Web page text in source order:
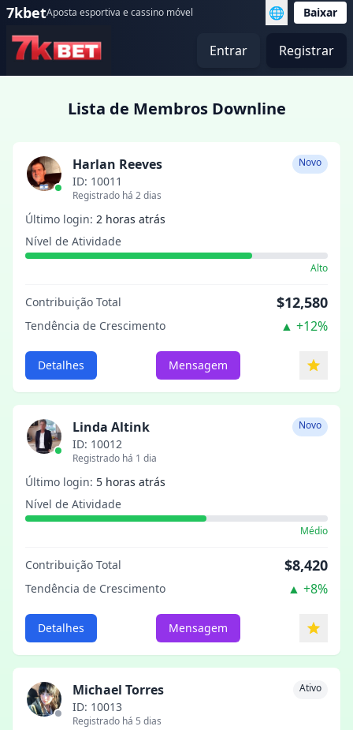
7kbetAposta esportiva e cassino móvel 🌐 Baixar
Entrar Registrar
Lista de Membros Downline
Harlan Reeves Novo
ID: 10011
Registrado há 2 dias
Último login: 2 horas atrás
Nível de Atividade
Alto
Contribuição Total $12,580
Tendência de Crescimento ▲ +12%
Detalhes Mensagem
Linda Altink Novo
ID: 10012
Registrado há 1 dia
Último login: 5 horas atrás
Nível de Atividade
Médio
Contribuição Total $8,420
Tendência de Crescimento ▲ +8%
Detalhes Mensagem
Michael Torres Ativo
ID: 10013
Registrado há 5 dias